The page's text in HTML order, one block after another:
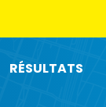
RÉSULTATS